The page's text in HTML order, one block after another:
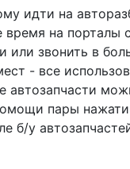
идти на
время на порталы с
или звонить в
- все
автозапчасти
пары
б/у